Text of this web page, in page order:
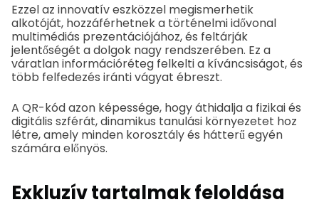
Ezzel az innovatív eszközzel megismerhetik
alkotóját, hozzáférhetnek a történelmi idővonal
multimédiás prezentációjához, és feltárják
jelentőségét a dolgok nagy rendszerében. Ez a
váratlan információréteg felkelti a kíváncsiságot, és
több felfedezés iránti vágyat ébreszt.
A QR-kód azon képessége, hogy áthidalja a fizikai és
digitális szférát, dinamikus tanulási környezetet hoz
létre, amely minden korosztály és hátterű egyén
számára előnyös.
Exkluzív tartalmak feloldása